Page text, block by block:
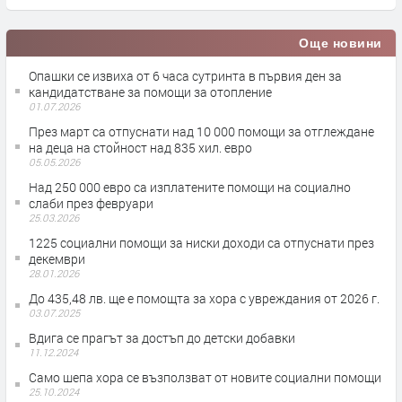
Още новини
Опашки се извиха от 6 часа сутринта в първия ден за
кандидатстване за помощи за отопление
01.07.2026
През март са отпуснати над 10 000 помощи за отглеждане
на деца на стойност над 835 хил. евро
05.05.2026
Над 250 000 евро са изплатените помощи на социално
слаби през февруари
25.03.2026
1225 социални помощи за ниски доходи са отпуснати през
декември
28.01.2026
До 435,48 лв. ще е помощта за хора с увреждания от 2026 г.
03.07.2025
Вдига се прагът за достъп до детски добавки
11.12.2024
Само шепа хора се възползват от новите социални помощи
25.10.2024